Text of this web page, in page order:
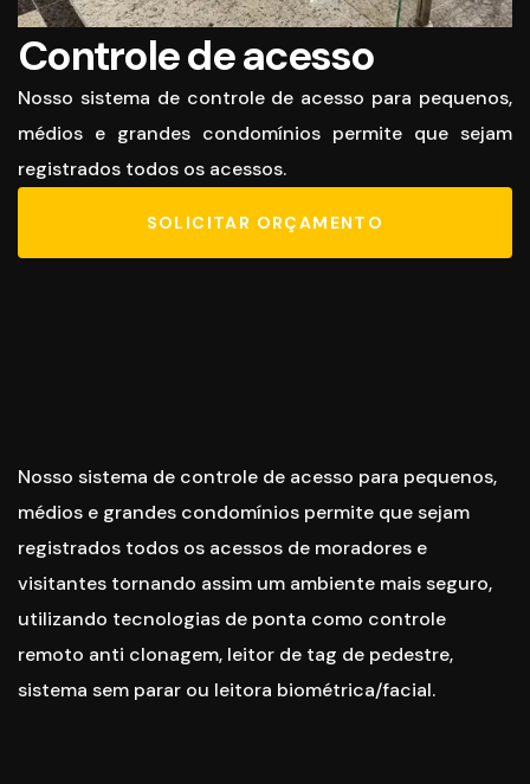
Controle de acesso
Nosso sistema de controle de acesso para pequenos,
médios e grandes condomínios permite que sejam
registrados todos os acessos.
SOLICITAR ORÇAMENTO
Nosso sistema de controle de acesso para pequenos,
médios e grandes condomínios permite que sejam
registrados todos os acessos de moradores e
visitantes tornando assim um ambiente mais seguro,
utilizando tecnologias de ponta como controle
remoto anti clonagem, leitor de tag de pedestre,
sistema sem parar ou leitora biométrica/facial.